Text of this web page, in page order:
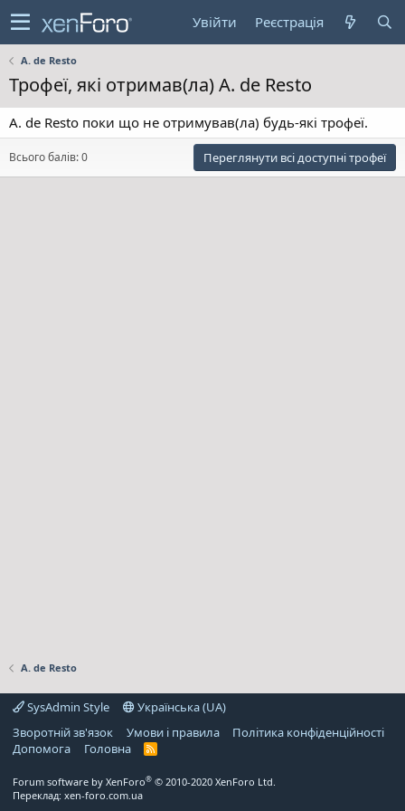
Увійти Реєстрація
A. de Resto
Трофеї, які отримав(ла) A. de Resto
A. de Resto поки що не отримував(ла) будь-які трофеї.
Всього балів: 0 Переглянути всі доступні трофеї
A. de Resto
SysAdmin Style
Українська (UA)
Зворотній зв'язок
Умови і правила
Політика конфіденційності
Дoпoмoга
Головна
R
Forum software by XenForo® © 2010-2020 XenForo Ltd.
Переклад: xen-foro.com.ua